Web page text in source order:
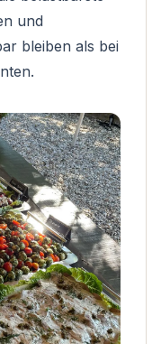
und
bleiben als bei